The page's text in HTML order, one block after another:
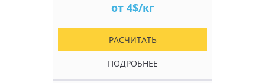
от 4$/кг
РАСЧИТАТЬ
ПОДРОБНЕЕ